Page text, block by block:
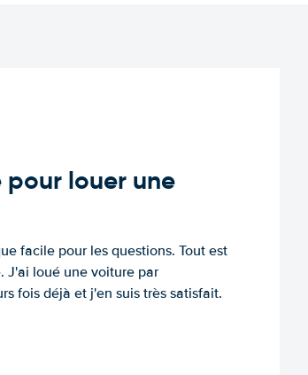
louer une
facile pour les questions. Tout est
J'ai loué une voiture par
fois déjà et j'en suis très satisfait.